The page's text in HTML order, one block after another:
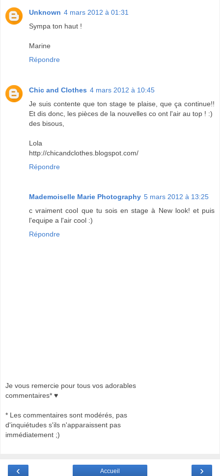
Unknown 4 mars 2012 à 01:31
Sympa ton haut !
Marine
Répondre
Chic and Clothes 4 mars 2012 à 10:45
Je suis contente que ton stage te plaise, que ça continue!!
Et dis donc, les pièces de la nouvelles co ont l'air au top ! :)
des bisous,
Lola
http://chicandclothes.blogspot.com/
Répondre
Mademoiselle Marie Photography 5 mars 2012 à 13:25
c vraiment cool que tu sois en stage à New look! et puis
l'equipe a l'air cool :)
Répondre
Je vous remercie pour tous vos adorables
commentaires* ♥
* Les commentaires sont modérés, pas
d'inquiétudes s'ils n'apparaissent pas
immédiatement ;)
‹ ›
Accueil